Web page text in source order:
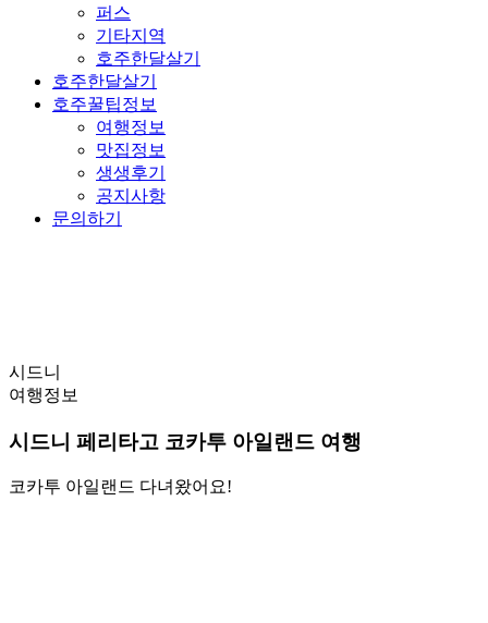
퍼스
기타지역
호주한달살기
호주한달살기
호주꿀팁정보
여행정보
맛집정보
생생후기
공지사항
문의하기
시드니
여행정보
시드니 페리타고 코카투 아일랜드 여행
코카투 아일랜드 다녀왔어요!